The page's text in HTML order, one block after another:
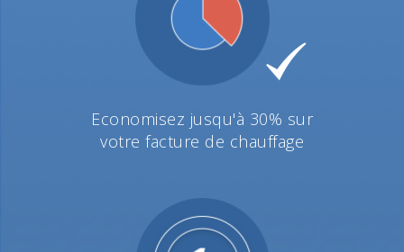
Economisez jusqu'à 30% sur
votre facture de chauffage